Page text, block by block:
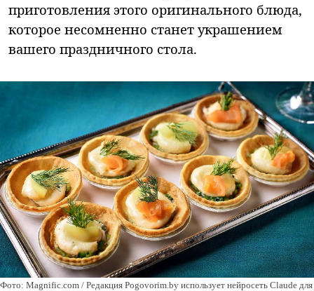
приготовления этого оригинального блюда,
которое несомненно станет украшением
вашего праздничного стола.
Фото: Magnific.com / Редакция Pogovorim.by использует нейросеть Claude для